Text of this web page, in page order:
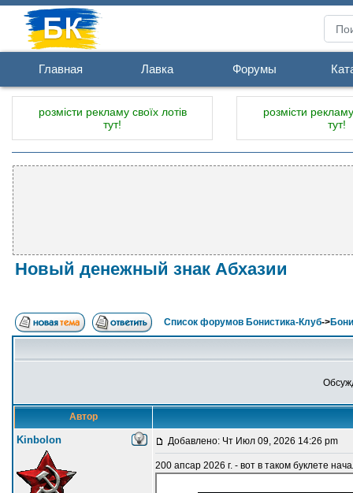
Главная Лавка Форумы
розмісти рекламу своїх лотів
тут!
розмісти
тут!
Новый денежный знак Абхазии
Список форумов Бонистика-Клуб->
Автор
Kinbolon Добавлено: Чт Июл 09, 2026 14:26 pm
200 апсар 2026 г. - вот в таком буклете